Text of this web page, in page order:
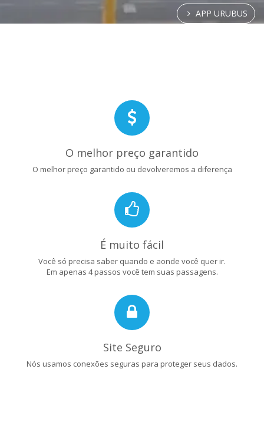
APP URUBUS
O melhor preço garantido
O melhor preço garantido ou devolveremos a diferença
É muito fácil
Você só precisa saber quando e aonde você quer ir.
Em apenas 4 passos você tem suas passagens.
Site Seguro
Nós usamos conexões seguras para proteger seus dados.